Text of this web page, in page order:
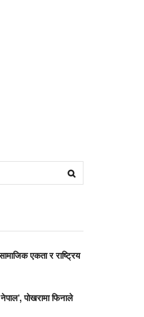
एकता र राष्ट्रिय
पोखरामा फिनाले